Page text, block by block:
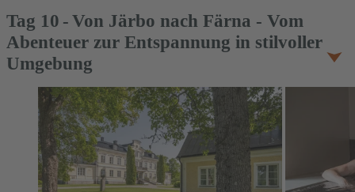
Tag 10
Von Järbo nach Färna - Vom
Abenteuer zur Entspannung in stilvoller
Umgebung